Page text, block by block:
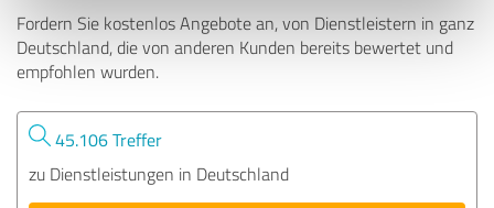
Fordern Sie kostenlos Angebote an, von Dienstleistern in ganz
Deutschland, die von anderen Kunden bereits bewertet und
empfohlen wurden.
45.106 Treffer
zu Dienstleistungen in Deutschland